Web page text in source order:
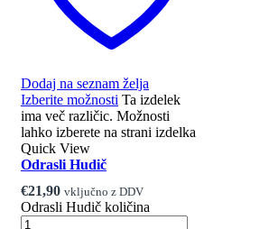
Dodaj na seznam želja
Izberite možnosti Ta izdelek
ima več različic. Možnosti
lahko izberete na strani izdelka
Quick View
Odrasli Hudič
€21,90 vključno z DDV
Odrasli Hudič količina